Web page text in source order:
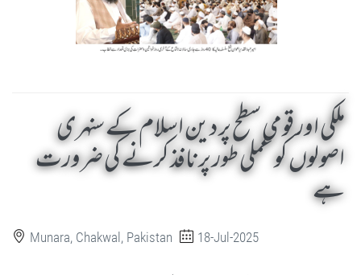
ملکی اور قومی سطح پر دین اسلام کے سنہری
اصولوں کو عملی طور پر نافذ کرنے کی ضرورت
ہے
Munara, Chakwal, Pakistan 18-Jul-2025